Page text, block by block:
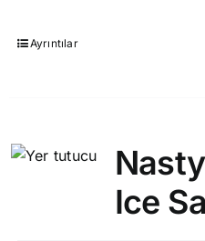
Ayrıntılar
Ice